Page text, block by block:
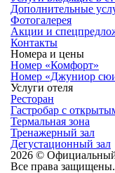
Дополнительные
Фотогалерея
Акции и
Контакты
Номера и цены
Номер «Комфорт»
Номер «Джуниор
Услуги отеля
Ресторан
Гастробар с
Термальная зона
Тренажерный зал
Дегустационный зал
2026 © Официальный
Все права защищены.